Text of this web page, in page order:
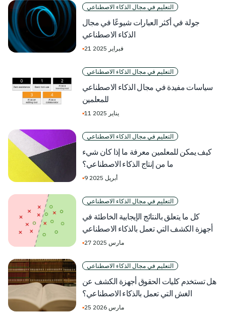
التعليم في مجال الذكاء الاصطناعي
جولة في أكثر العبارات شيوعًا في مجال
الذكاء الاصطناعي
▪ 21 فبراير 2025
التعليم في مجال الذكاء الاصطناعي
سياسات مفيدة في مجال الذكاء الاصطناعي
للمعلمين
▪ 11 يناير 2025
التعليم في مجال الذكاء الاصطناعي
كيف يمكن للمعلمين معرفة ما إذا كان شيء
ما من إنتاج الذكاء الاصطناعي؟
▪ 9 أبريل 2025
التعليم في مجال الذكاء الاصطناعي
كل ما يتعلق بالنتائج الإيجابية الخاطئة في
أجهزة الكشف التي تعمل بالذكاء الاصطناعي
▪ 27 مارس 2025
التعليم في مجال الذكاء الاصطناعي
هل تستخدم كليات الحقوق أجهزة الكشف عن
الغش التي تعمل بالذكاء الاصطناعي؟
▪ 25 مارس 2026